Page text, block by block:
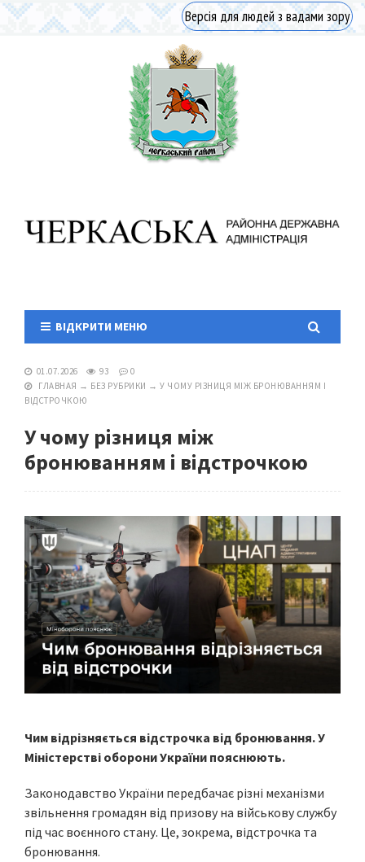
Версія для людей з вадами зору
ВІДКРИТИ МЕНЮ
01.07.2026 93
0
ГЛАВНАЯ → БЕЗ РУБРИКИ → У ЧОМУ РІЗНИЦЯ МІЖ БРОНЮВАННЯМ І
ВІДСТРОЧКОЮ
У чому різниця між
бронюванням і відстрочкою
Чим відрізняється відстрочка від бронювання. У
Міністерстві оборони України пояснюють.
Законодавство України передбачає різні механізми
звільнення громадян від призову на військову службу
під час воєнного стану. Це, зокрема, відстрочка та
бронювання.